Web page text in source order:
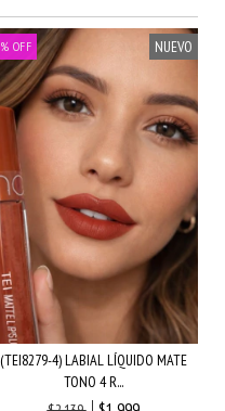
% OFF NUEVO
(TEI8279-4) LABIAL LÍQUIDO MATE
TONO 4 R...